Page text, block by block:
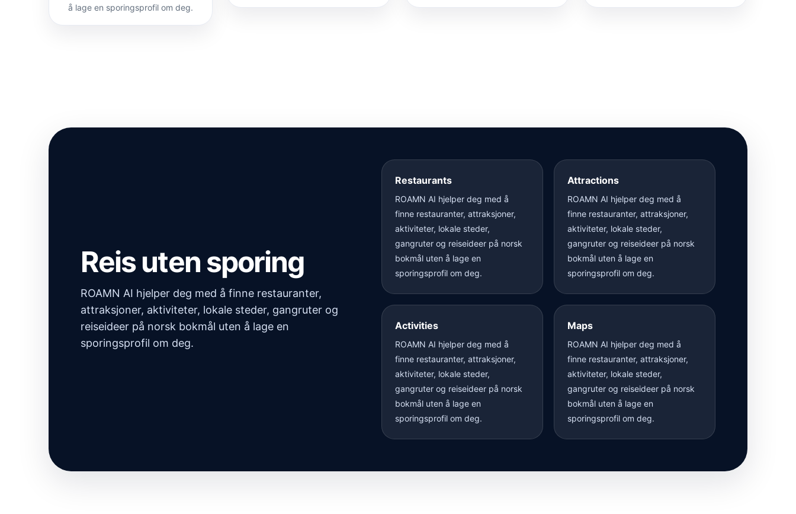
å lage en sporingsprofil om deg.
Reis uten sporing
ROAMN AI hjelper deg med å finne restauranter,
attraksjoner, aktiviteter, lokale steder, gangruter og
reiseideer på norsk bokmål uten å lage en
sporingsprofil om deg.
Restaurants
ROAMN AI hjelper deg med å
finne restauranter, attraksjoner,
aktiviteter, lokale steder,
gangruter og reiseideer på norsk
bokmål uten å lage en
sporingsprofil om deg.
Attractions
ROAMN AI hjelper deg med å
finne restauranter, attraksjoner,
aktiviteter, lokale steder,
gangruter og reiseideer på norsk
bokmål uten å lage en
sporingsprofil om deg.
Activities
ROAMN AI hjelper deg med å
finne restauranter, attraksjoner,
aktiviteter, lokale steder,
gangruter og reiseideer på norsk
bokmål uten å lage en
sporingsprofil om deg.
Maps
ROAMN AI hjelper deg med å
finne restauranter, attraksjoner,
aktiviteter, lokale steder,
gangruter og reiseideer på norsk
bokmål uten å lage en
sporingsprofil om deg.